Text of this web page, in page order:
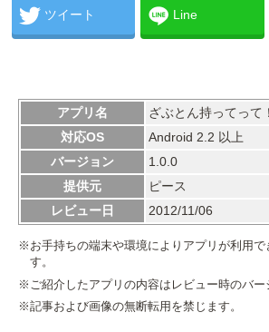
ツイート Line
アプリ名
ざぶとん持ってって！
対応OS
Android 2.2 以上
バージョン
1.0.0
提供元
ピース
レビュー日
2012/11/06
※お手持ちの端末や環境によりアプリが利用で
す。
※ご紹介したアプリの内容はレビュー時のバー
※記事および画像の無断転用を禁じます。